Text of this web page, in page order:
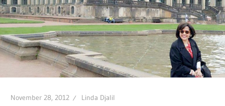
November 28, 2012 Linda Djalil